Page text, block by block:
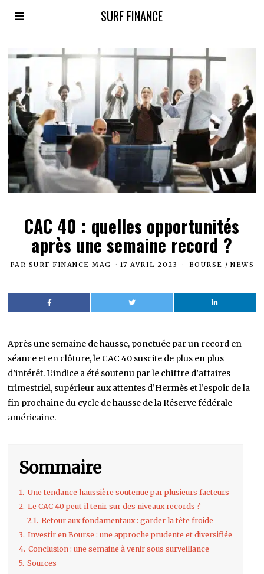
SURF FINANCE
CAC 40 : quelles opportunités
après une semaine record ?
PAR SURF FINANCE MAG 17 AVRIL 2023 BOURSE / NEWS
Après une semaine de hausse, ponctuée par un record en
séance et en clôture, le CAC 40 suscite de plus en plus
d’intérêt. L’indice a été soutenu par le chiffre d’affaires
trimestriel, supérieur aux attentes d’Hermès et l’espoir de la
fin prochaine du cycle de hausse de la Réserve fédérale
américaine.
Sommaire
1. Une tendance haussière soutenue par plusieurs facteurs
2. Le CAC 40 peut-il tenir sur des niveaux records ?
2.1. Retour aux fondamentaux : garder la tête froide
3. Investir en Bourse : une approche prudente et diversifiée
4. Conclusion : une semaine à venir sous surveillance
5. Sources